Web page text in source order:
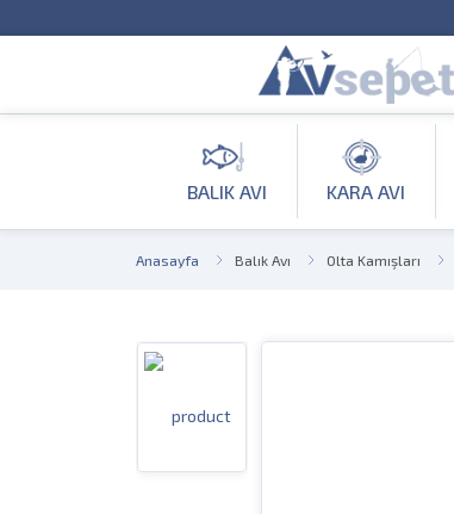
BALIK AVI KARA AVI
Anasayfa Balık Avı Olta Kamışları